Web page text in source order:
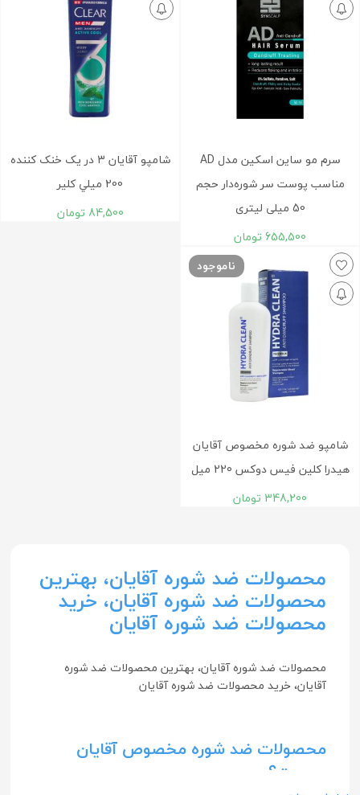
سرم مو ساین اسکین مدل AD
مناسب پوست سر شوره‌دار حجم
50 میلی لیتری
655,500 تومان
شامپو آقايان 3 در يک خنک کننده
200 ميلي کلیر
84,500 تومان
ناموجود
شامپو ضد شوره مخصوص آقايان
هيدرا کلين فیس دوکس 220 ميل
348,200 تومان
محصولات ضد شوره آقایان، بهترین
محصولات ضد شوره آقایان، خرید
محصولات ضد شوره آقایان
محصولات ضد شوره آقایان، بهترین محصولات ضد شوره
آقایان، خرید محصولات ضد شوره آقایان
محصولات ضد شوره مخصوص آقایان
چیست؟